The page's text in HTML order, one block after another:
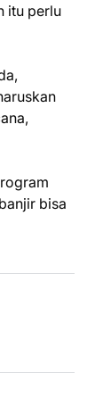
itu perlu
bisa